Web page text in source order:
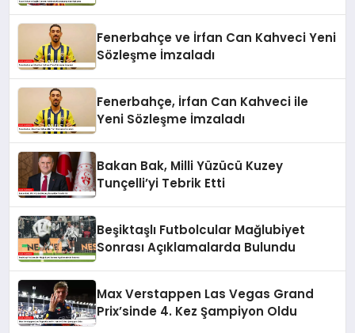
Fenerbahçe ve İrfan Can Kahveci Yeni
Sözleşme İmzaladı
Fenerbahçe, İrfan Can Kahveci ile
Yeni Sözleşme İmzaladı
Bakan Bak, Milli Yüzücü Kuzey
Tunçelli’yi Tebrik Etti
Beşiktaşlı Futbolcular Mağlubiyet
Sonrası Açıklamalarda Bulundu
Max Verstappen Las Vegas Grand
Prix’sinde 4. Kez Şampiyon Oldu